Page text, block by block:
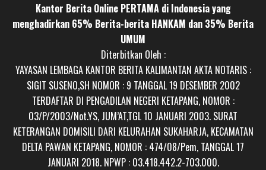
Kantor Berita Online PERTAMA di Indonesia yang
menghadirkan 65% Berita-berita HANKAM dan 35% Berita
UMUM
Diterbitkan Oleh :
YAYASAN LEMBAGA KANTOR BERITA KALIMANTAN AKTA NOTARIS :
SIGIT SUSENO,SH NOMOR : 9 TANGGAL 19 DESEMBER 2002
TERDAFTAR DI PENGADILAN NEGERI KETAPANG, NOMOR :
03/P/2003/Not.YS, JUM’AT,TGL 10 JANUARI 2003. SURAT
KETERANGAN DOMISILI DARI KELURAHAN SUKAHARJA, KECAMATAN
DELTA PAWAN KETAPANG, NOMOR : 474/08/Pem, TANGGAL 17
JANUARI 2018. NPWP : 03.418.442.2-703.000.